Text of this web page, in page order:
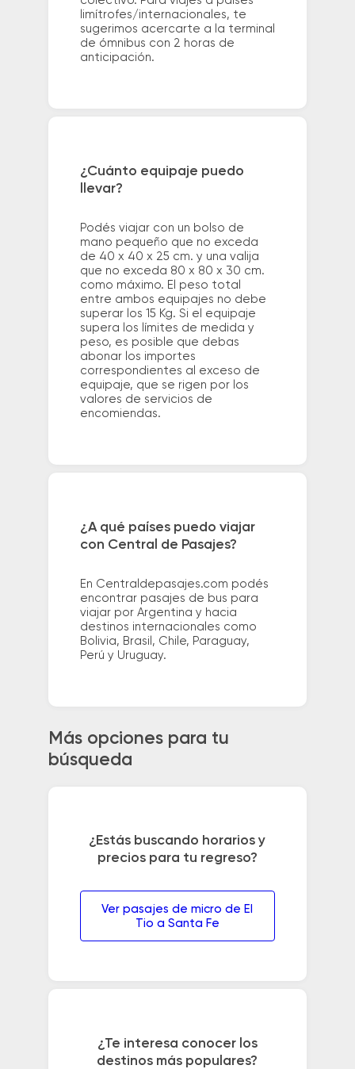
limítrofes/internacionales, te
sugerimos acercarte a la terminal
de ómnibus con 2 horas de
anticipación.
¿Cuánto equipaje puedo
llevar?
Podés viajar con un bolso de
mano pequeño que no exceda
de 40 x 40 x 25 cm. y una valija
que no exceda 80 x 80 x 30 cm.
como máximo. El peso total
entre ambos equipajes no debe
superar los 15 Kg. Si el equipaje
supera los límites de medida y
peso, es posible que debas
abonar los importes
correspondientes al exceso de
equipaje, que se rigen por los
valores de servicios de
encomiendas.
¿A qué países puedo viajar
con Central de Pasajes?
En Centraldepasajes.com podés
encontrar pasajes de bus para
viajar por Argentina y hacia
destinos internacionales como
Bolivia, Brasil, Chile, Paraguay,
Perú y Uruguay.
Más opciones para tu
búsqueda
¿Estás buscando horarios y
precios para tu regreso?
Ver pasajes de micro de El
Tio a Santa Fe
¿Te interesa conocer los
destinos más populares?